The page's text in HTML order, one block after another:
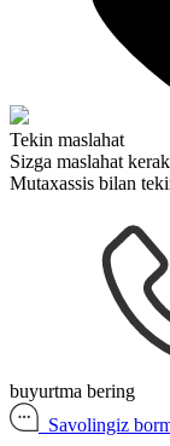
Tekin maslahat
Sizga maslahat
Mutaxassis bilan
buyurtma bering
Savolingiz